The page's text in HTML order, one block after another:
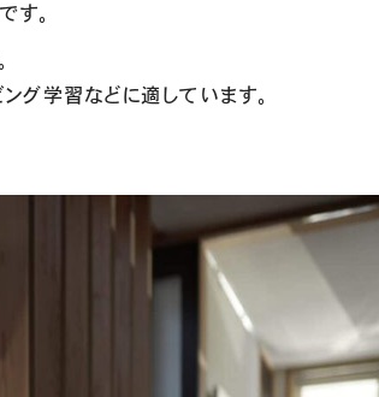
す。
グ学習などに適しています。